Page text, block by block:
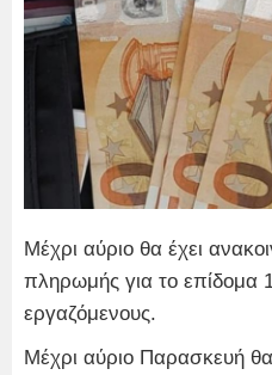
Μέχρι αύριο θα έχει
πληρωμής για το επίδομα
εργαζόμενους.
Μέχρι αύριο Παρασκευή